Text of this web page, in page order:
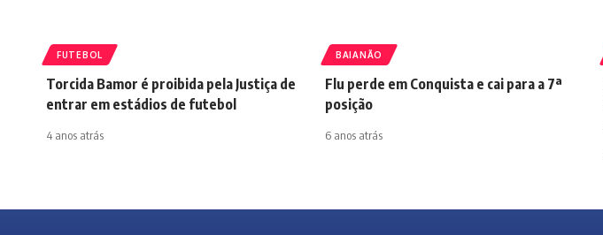
FUTEBOL
Torcida Bamor é proibida pela Justiça de
entrar em estádios de futebol
4 anos atrás
BAIANÃO
Flu perde em Conquista e cai para a 7ª
posição
6 anos atrás